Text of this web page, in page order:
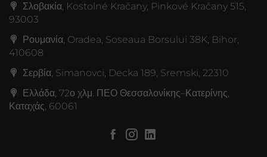
Σλοβακία, Kostolné Kračany, Pinkové Kračany 515,
93003
Ρουμανία, Oradea, Soseaua Borsului 38K, Bihor,
410608
Σερβία, Simanovci, Decka 189, Sremski, 22310
Ελλάδα, 72ο χλμ. ΠΕΟ Θεσσαλονίκης–Κατερίνης,
Καταχάς, 60061